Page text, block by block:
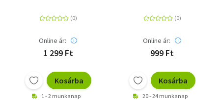
Online ár:
1 299 Ft
Kosárba
1 - 2 munkanap
Online ár:
999 Ft
Kosárba
20 - 24 munkanap